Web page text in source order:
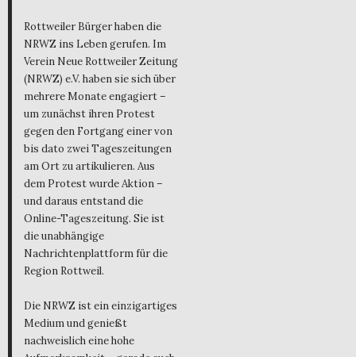
Rottweiler Bürger haben die
NRWZ ins Leben gerufen. Im
Verein Neue Rottweiler Zeitung
(NRWZ) e.V. haben sie sich über
mehrere Monate engagiert –
um zunächst ihren Protest
gegen den Fortgang einer von
bis dato zwei Tageszeitungen
am Ort zu artikulieren. Aus
dem Protest wurde Aktion –
und daraus entstand die
Online-Tageszeitung. Sie ist
die unabhängige
Nachrichtenplattform für die
Region Rottweil.
Die NRWZ ist ein einzigartiges
Medium und genießt
nachweislich eine hohe